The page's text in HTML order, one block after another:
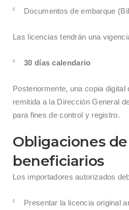
Documentos de embarque
Las licencias tendrán una
30 días calendario
Posteriormente, una copia digital
remitida a la Dirección General
para fines de control y registro.
Obligaciones
beneficiarios
Los importadores autorizados
Presentar la licencia original